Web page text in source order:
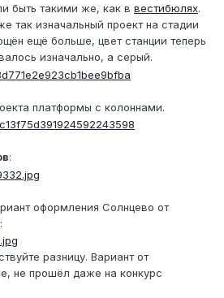
быть такими же, как в вестибюлях.
так изначальный проект на стадии
ещё больше, цвет станции теперь
изначально, а серый.
платформы с колоннами.
:
оформления Солнцево от
:
разницу. Вариант от
не прошёл даже на конкурс